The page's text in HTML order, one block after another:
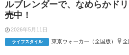
ルブレンダーで、なめらかド
売中！
2026年5月11日
ライフスタイル 東京ウォーカー（全国版） 全